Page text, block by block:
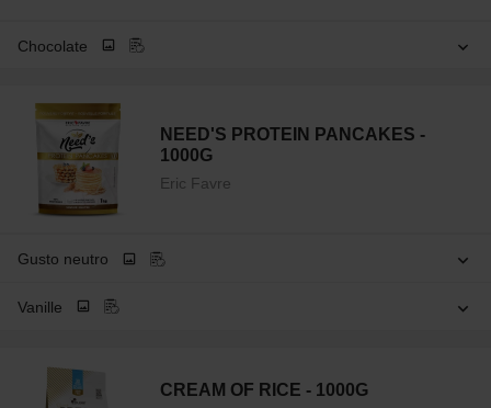
Chocolate
NEED'S PROTEIN PANCAKES -
1000G
Eric Favre
Gusto neutro
Vanille
CREAM OF RICE - 1000G